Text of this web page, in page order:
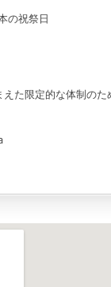
の祝祭日
た限定的な体制の